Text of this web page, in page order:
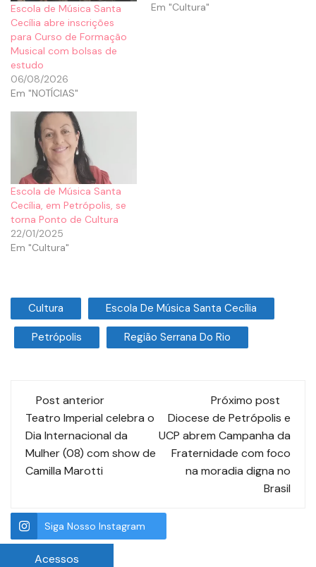
Escola de Música Santa
Cecília abre inscrições
para Curso de Formação
Musical com bolsas de
estudo
06/08/2026
Em "NOTÍCIAS"
Em "Cultura"
Escola de Música Santa
Cecília, em Petrópolis, se
torna Ponto de Cultura
22/01/2025
Em "Cultura"
Cultura Escola De Música Santa Cecília
Petrópolis Região Serrana Do Rio
Post anterior
Teatro Imperial celebra o
Dia Internacional da
Mulher (08) com show de
Camilla Marotti
Próximo post
Diocese de Petrópolis e
UCP abrem Campanha da
Fraternidade com foco
na moradia digna no
Brasil
Siga Nosso Instagram
Acessos